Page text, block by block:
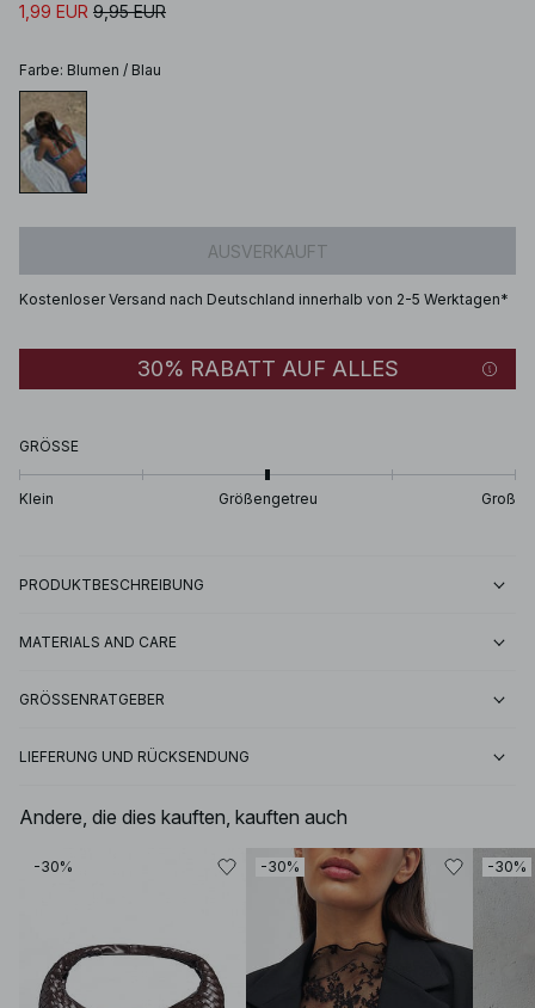
1,99 EUR 9,95 EUR
Farbe: Blumen / Blau
AUSVERKAUFT
Kostenloser Versand nach Deutschland innerhalb von 2-5 Werktagen*
30% RABATT AUF ALLES
GRÖSSE
Klein Größengetreu Groß
PRODUKTBESCHREIBUNG
MATERIALS AND CARE
GRÖSSENRATGEBER
LIEFERUNG UND RÜCKSENDUNG
Andere, die dies kauften, kauften auch
-30% -30% -30%